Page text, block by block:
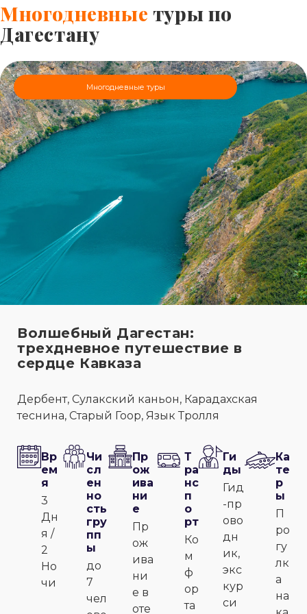
Многодневные туры по
Дагестану
Многодневные туры
Волшебный Дагестан:
трехдневное путешествие в
сердце Кавказа
Дербент, Сулакский каньон, Карадахская
теснина, Старый Гоор, Язык Тролля
Вр
ем
я
3
Дн
я /
2
Но
чи
Чи
сл
ен
но
сть
гру
пп
ы
до
7
чел
Пр
ож
ива
ни
е
Пр
ож
ива
ни
е в
оте
Т
ра
нс
п
о
рт
Ко
м
ф
ор
та
Ги
ды
Гид
-пр
ово
дн
ик,
экс
кур
си
Ка
те
р
ы
П
ро
гу
лк
а
на